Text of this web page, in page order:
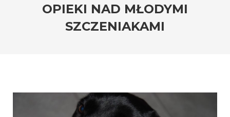
OPIEKI NAD MŁODYMI
SZCZENIAKAMI